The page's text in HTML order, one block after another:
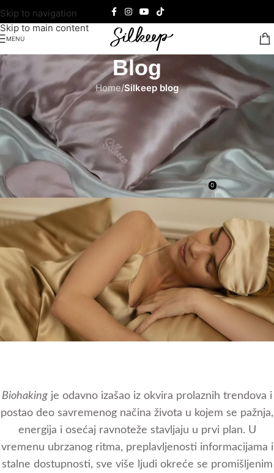
Skip to navigation
Skip to main content
MENU
Blog
Home/Silkeep blog
SILKEEP BLOG
Biohacking kao moćan način da
resetuješ telo, um i svakodnevni
stres
Teodora ĆalasanOn 27/05/2026 0
Biohaking je odavno izašao iz okvira prolaznih trendova i
postao deo savremenog načina života u kojem se pažnja,
energija i osećaj ravnoteže stavljaju u prvi plan. U
vremenu ubrzanog ritma, preplavljenosti informacijama i
stalne dostupnosti, sve više ljudi okreće se promišljenim